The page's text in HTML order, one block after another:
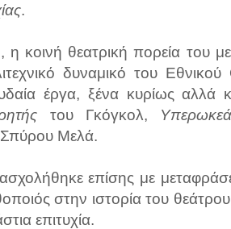
.
η κοινή θεατρική πορεία του
δυναμικό του
έργα, ξένα κυρίως αλλά
του Γκόγκολ,
Μελά.
επίσης με
στην ιστορία του
επιτυχία.